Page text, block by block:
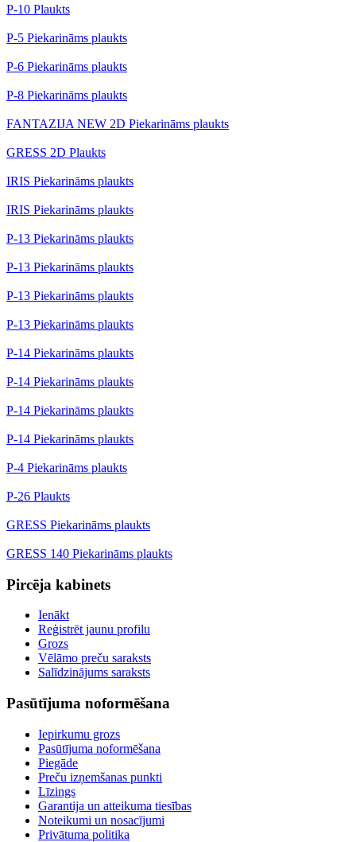
P-10 Plaukts
P-5 Piekarināms plaukts
P-6 Piekarināms plaukts
P-8 Piekarināms plaukts
FANTAZIJA NEW 2D Piekarināms plaukts
GRESS 2D Plaukts
IRIS Piekarināms plaukts
IRIS Piekarināms plaukts
P-13 Piekarināms plaukts
P-13 Piekarināms plaukts
P-13 Piekarināms plaukts
P-13 Piekarināms plaukts
P-14 Piekarināms plaukts
P-14 Piekarināms plaukts
P-14 Piekarināms plaukts
P-14 Piekarināms plaukts
P-4 Piekarināms plaukts
P-26 Plaukts
GRESS Piekarināms plaukts
GRESS 140 Piekarināms plaukts
Pircēja kabinets
Ienākt
Reģistrēt jaunu profilu
Grozs
Vēlāmo preču saraksts
Salīdzinājums saraksts
Pasūtījuma noformēšana
Iepirkumu grozs
Pasūtījuma noformēšana
Piegāde
Preču izņemšanas punkti
Līzings
Garantija un atteikuma tiesības
Noteikumi un nosacījumi
Privātuma politika